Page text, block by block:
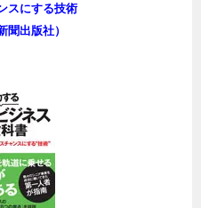
スにする技術
聞出版社）